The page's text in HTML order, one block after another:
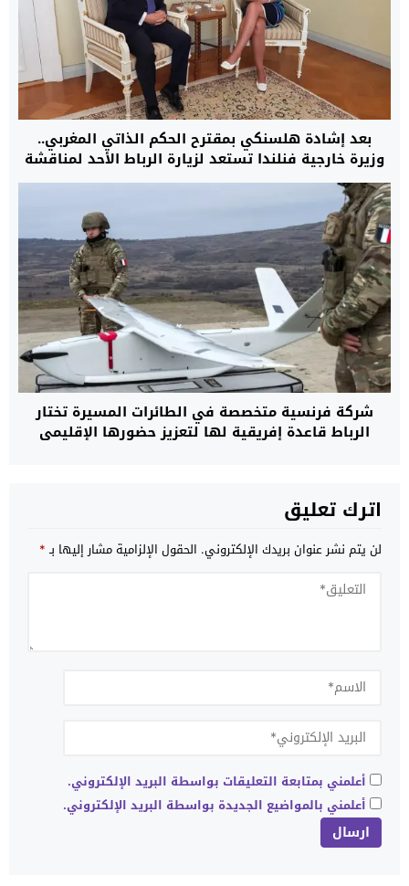
بعد إشادة هلسنكي بمقترح الحكم الذاتي المغربي..
وزيرة خارجية فنلندا تستعد لزيارة الرباط الأحد لمناقشة
قضية الصحراء وتعزيز العلاقات التجارية
شركة فرنسية متخصصة في الطائرات المسيرة تختار
الرباط قاعدة إفريقية لها لتعزيز حضورها الإقليمي
اترك تعليق
لن يتم نشر عنوان بريدك الإلكتروني. الحقول الإلزامية مشار إليها بـ*
أعلمني بمتابعة التعليقات بواسطة البريد الإلكتروني.
أعلمني بالمواضيع الجديدة بواسطة البريد الإلكتروني.